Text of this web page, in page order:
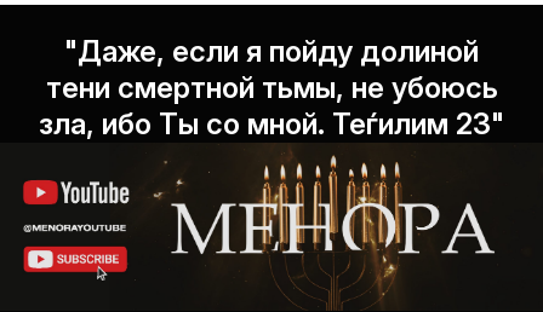
"Даже, если я пойду долиной
тени смертной тьмы, не убоюсь
зла, ибо Ты со мной. Теѓилим 23"